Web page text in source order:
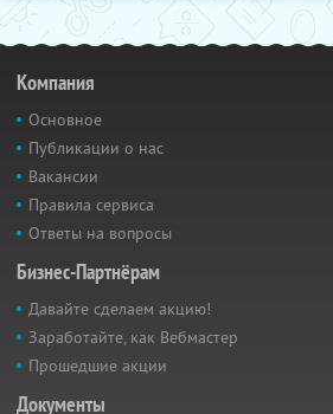
Компания
Основное
Публикации о нас
Вакансии
Правила сервиса
Ответы на вопросы
Бизнес-Партнёрам
Давайте сделаем акцию!
Заработайте, как Вебмастер
Прошедшие акции
Документы